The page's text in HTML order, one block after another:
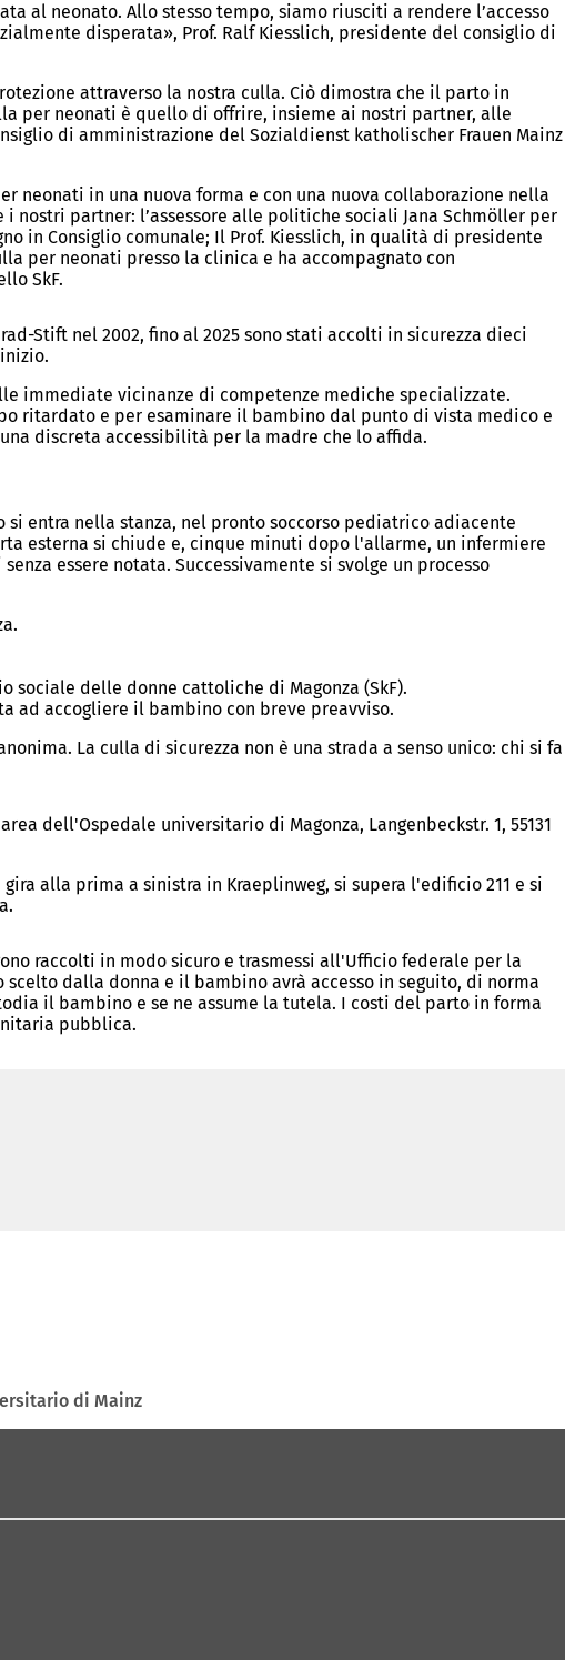
al neonato. Allo stesso tempo, siamo riusciti a rendere l’accesso
disperata», Prof. Ralf Kiesslich, presidente del consiglio di
attraverso la nostra culla. Ciò dimostra che il parto in
per neonati è quello di offrire, insieme ai nostri partner, alle
di amministrazione del Sozialdienst katholischer Frauen Mainz
neonati in una nuova forma e con una nuova collaborazione nella
nostri partner: l’assessore alle politiche sociali Jana Schmöller per
in Consiglio comunale; Il Prof. Kiesslich, in qualità di presidente
per neonati presso la clinica e ha accompagnato con
SkF.
Stift nel 2002, fino al 2025 sono stati accolti in sicurezza dieci
immediate vicinanze di competenze mediche specializzate.
ritardato e per esaminare il bambino dal punto di vista medico e
discreta accessibilità per la madre che lo affida.
entra nella stanza, nel pronto soccorso pediatrico adiacente
esterna si chiude e, cinque minuti dopo l'allarme, un infermiere
essere notata. Successivamente si svolge un processo
delle donne cattoliche di Magonza (SkF).
ad accogliere il bambino con breve preavviso.
La culla di sicurezza non è una strada a senso unico: chi si fa
dell'Ospedale universitario di Magonza, Langenbeckstr. 1, 55131
alla prima a sinistra in Kraeplinweg, si supera l'edificio 211 e si
raccolti in modo sicuro e trasmessi all'Ufficio federale per la
dalla donna e il bambino avrà accesso in seguito, di norma
il bambino e se ne assume la tutela. I costi del parto in forma
pubblica.
di Mainz